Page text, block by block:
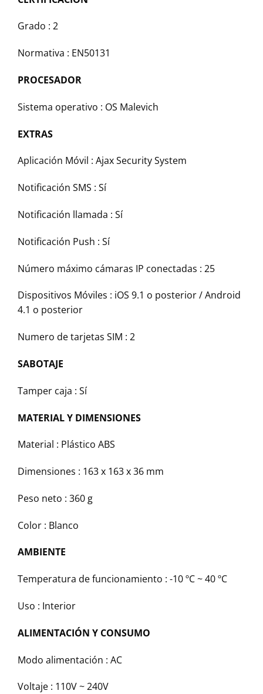
Grado : 2
Normativa : EN50131
PROCESADOR
Sistema operativo : OS Malevich
EXTRAS
Aplicación Móvil : Ajax Security System
Notificación SMS : Sí
Notificación llamada : Sí
Notificación Push : Sí
Número máximo cámaras IP conectadas : 25
Dispositivos Móviles : iOS 9.1 o posterior / Android
4.1 o posterior
Numero de tarjetas SIM : 2
SABOTAJE
Tamper caja : Sí
MATERIAL Y DIMENSIONES
Material : Plástico ABS
Dimensiones : 163 x 163 x 36 mm
Peso neto : 360 g
Color : Blanco
AMBIENTE
Temperatura de funcionamiento : -10 ºC ~ 40 ºC
Uso : Interior
ALIMENTACIÓN Y CONSUMO
Modo alimentación : AC
Voltaje : 110V ~ 240V